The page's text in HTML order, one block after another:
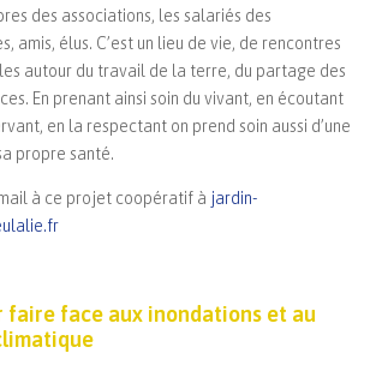
des associations, les salariés des
amis, élus. C’est un lieu de vie, de rencontres
autour du travail de la terre, du partage des
En prenant ainsi soin du vivant, en écoutant
en la respectant on prend soin aussi d’une
propre santé.
à ce projet coopératif à jardin-
faire face aux inondations et au